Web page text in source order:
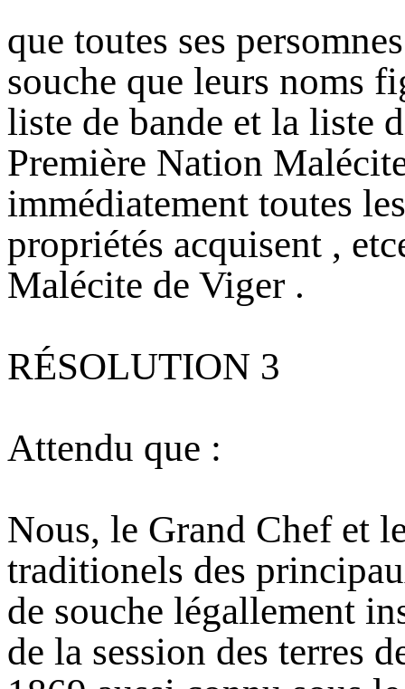
que toutes ses
souche que leurs noms
liste de bande et la liste
Première Nation
immédiatement toutes
propriétés acquisent ,
Malécite de Viger .
RÉSOLUTION 3
Attendu que :
Nous, le Grand Chef et
traditionels des
de souche légallement
de la session des terres